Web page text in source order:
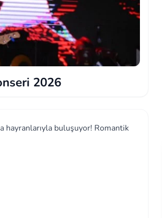
2026
hayranlarıyla buluşuyor! Romantik